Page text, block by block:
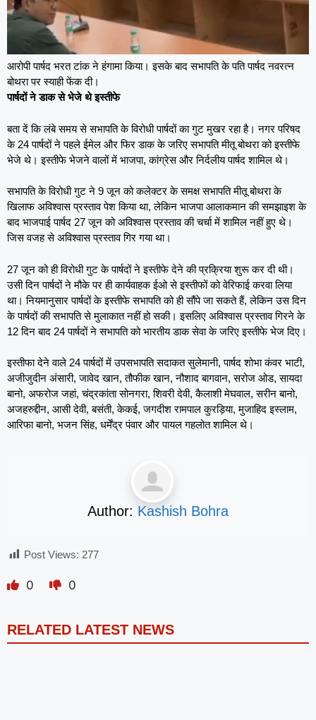
आरोपी पार्षद भरत टांक ने हंगामा किया। इसके बाद सभापति के पति पार्षद नवरत्न
बोथरा पर स्याही फेंक दी।
पार्षदों ने डाक से भेजे थे इस्तीफे
बता दें कि लंबे समय से सभापति के विरोधी पार्षदों का गुट मुखर रहा है। नगर परिषद
के 24 पार्षदों ने पहले ईमेल और फिर डाक के जरिए सभापति मीतू बोथरा को इस्तीफे
भेजे थे। इस्तीफे भेजने वालों में भाजपा, कांग्रेस और निर्दलीय पार्षद शामिल थे।
सभापति के विरोधी गुट ने 9 जून को कलेक्टर के समक्ष सभापति मीतू बोथरा के
खिलाफ अविश्वास प्रस्ताव पेश किया था, लेकिन भाजपा आलाकमान की समझाइश के
बाद भाजपाई पार्षद 27 जून को अविश्वास प्रस्ताव की चर्चा में शामिल नहीं हुए थे।
जिस वजह से अविश्वास प्रस्ताव गिर गया था।
27 जून को ही विरोधी गुट के पार्षदों ने इस्तीफे देने की प्रक्रिया शुरू कर दी थी।
उसी दिन पार्षदों ने मौके पर ही कार्यवाहक ईओ से इस्तीफों को वेरिफाई करवा लिया
था। नियमानुसार पार्षदों के इस्तीफे सभापति को ही सौंपे जा सकते हैं, लेकिन उस दिन
के पार्षदों की सभापति से मुलाकात नहीं हो सकी। इसलिए अविश्वास प्रस्ताव गिरने के
12 दिन बाद 24 पार्षदों ने सभापति को भारतीय डाक सेवा के जरिए इस्तीफे भेज दिए।
इस्तीफा देने वाले 24 पार्षदों में उपसभापति सदाकत सुलेमानी, पार्षद शोभा कंवर भाटी,
अजीजुदीन अंसारी, जावेद खान, तौफीक खान, नौशाद बागवान, सरोज ओड, सायदा
बानो, अफरोज जहां, चंद्रकांता सोनगरा, शिवरी देवी, कैलाशी मेघवाल, सरीन बानो,
अजहरुद्दीन, आसी देवी, बसंती, केकई, जगदीश रामपाल कुरड़िया, मुजाहिद इस्लाम,
आरिफा बानो, भजन सिंह, धर्मेंद्र पंवार और पायल गहलोत शामिल थे।
Author: Kashish Bohra
Post Views: 277
0 0
RELATED LATEST NEWS